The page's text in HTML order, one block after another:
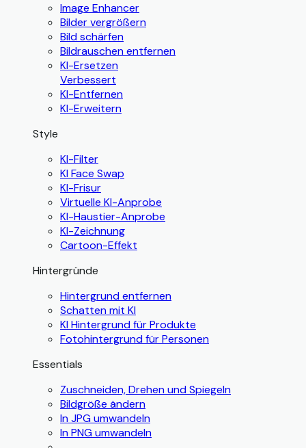
Image Enhancer
Bilder vergrößern
Bild schärfen
Bildrauschen entfernen
KI-Ersetzen
Verbessert
KI-Entfernen
KI-Erweitern
Style
KI-Filter
KI Face Swap
KI-Frisur
Virtuelle KI-Anprobe
KI-Haustier-Anprobe
KI-Zeichnung
Cartoon-Effekt
Hintergründe
Hintergrund entfernen
Schatten mit KI
KI Hintergrund für Produkte
Fotohintergrund für Personen
Essentials
Zuschneiden, Drehen und Spiegeln
Bildgröße ändern
In JPG umwandeln
In PNG umwandeln